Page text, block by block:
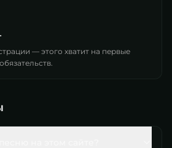
— этого хватит на первые